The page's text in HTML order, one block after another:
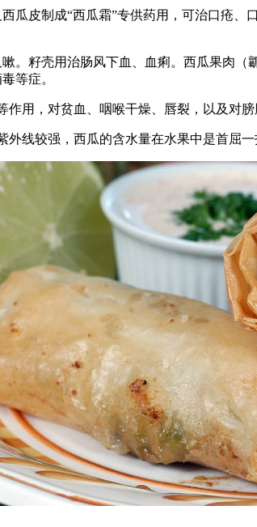
瓜皮制成“西瓜霜”专供药用，可治口疮
。籽壳用治肠风下血、血痢。西瓜果肉
等症。
用，对贫血、咽喉干燥、唇裂，以及对
线较强，西瓜的含水量在水果中是首屈